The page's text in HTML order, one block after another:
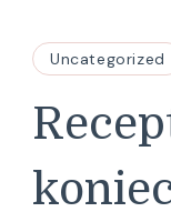
Uncategorized